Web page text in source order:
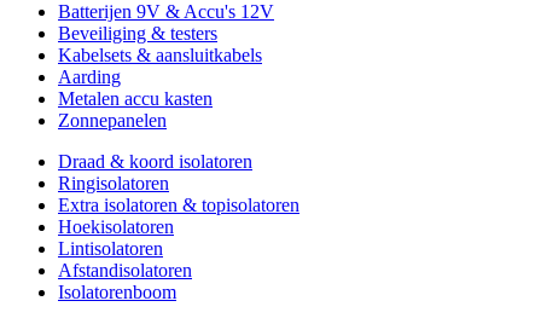
Batterijen 9V & Accu's 12V
Beveiliging & testers
Kabelsets & aansluitkabels
Aarding
Metalen accu kasten
Zonnepanelen
Draad & koord isolatoren
Ringisolatoren
Extra isolatoren & topisolatoren
Hoekisolatoren
Lintisolatoren
Afstandisolatoren
Isolatorenboom